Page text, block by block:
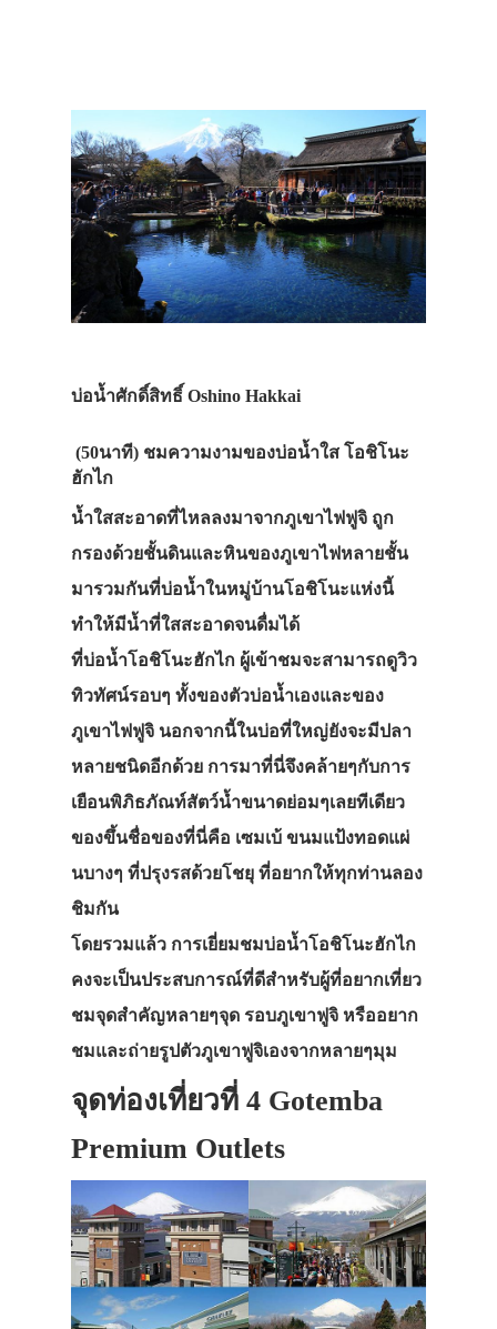
บ่อน้ำศักดิ์สิทธิ์ Oshino Hakkai
(50นาที) ชมความงามของบ่อน้ำใส โอชิโนะ
ฮักไก
น้ำใสสะอาดที่ไหลลงมาจากภูเขาไฟฟูจิ ถูก
กรองด้วยชั้นดินและหินของภูเขาไฟหลายชั้น
มารวมกันที่บ่อน้ำในหมู่บ้านโอชิโนะแห่งนี้
ทำให้มีน้ำที่ใสสะอาดจนดื่มได้
ที่บ่อน้ำโอชิโนะฮักไก ผู้เข้าชมจะสามารถดูวิว
ทิวทัศน์รอบๆ ทั้งของตัวบ่อน้ำเองและของ
ภูเขาไฟฟูจิ นอกจากนี้ในบ่อที่ใหญ่ยังจะมีปลา
หลายชนิดอีกด้วย การมาที่นี่จึงคล้ายๆกับการ
เยือนพิภิธภัณท์สัตว์น้ำขนาดย่อมๆเลยทีเดียว
ของขึ้นชื่อของที่นี่คือ เซมเบ้ ขนมแป้งทอดแผ่
นบางๆ ที่ปรุงรสด้วยโชยุ ที่อยากให้ทุกท่านลอง
ชิมกัน
โดยรวมแล้ว การเยี่ยมชมบ่อน้ำโอชิโนะฮักไก
คงจะเป็นประสบการณ์ที่ดีสำหรับผู้ที่อยากเที่ยว
ชมจุดสำคัญหลายๆจุด รอบภูเขาฟูจิ หรืออยาก
ชมและถ่ายรูปตัวภูเขาฟูจิเองจากหลายๆมุม
จุดท่องเที่ยวที่ 4 Gotemba
Premium Outlets